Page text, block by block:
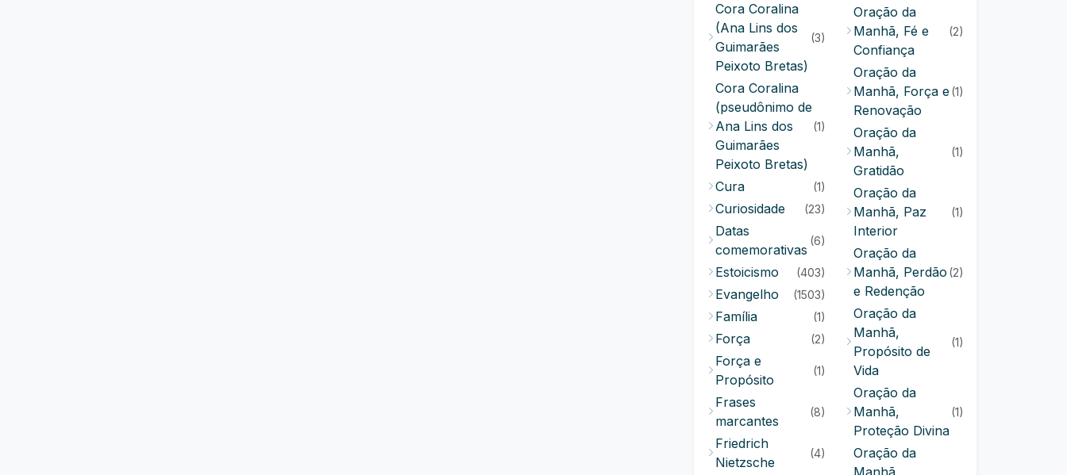
Cora Coralina
(Ana Lins dos
Guimarães
Peixoto Bretas)
(3)
Cora Coralina
(pseudônimo de
Ana Lins dos
Guimarães
Peixoto Bretas)
(1)
Cura (1)
Curiosidade (23)
Datas
comemorativas
(6)
Estoicismo (403)
Evangelho (1503)
Família (1)
Força (2)
Força e
Propósito
(1)
Frases
marcantes
(8)
Friedrich
Nietzsche
(4)
Oração da
Manhã, Fé e
Confiança
(2)
Oração da
Manhã, Força e
Renovação
(1)
Oração da
Manhã,
Gratidão
(1)
Oração da
Manhã, Paz
Interior
(1)
Oração da
Manhã, Perdão
e Redenção
(2)
Oração da
Manhã,
Propósito de
Vida
(1)
Oração da
Manhã,
Proteção Divina
(1)
Oração da
Manhã,